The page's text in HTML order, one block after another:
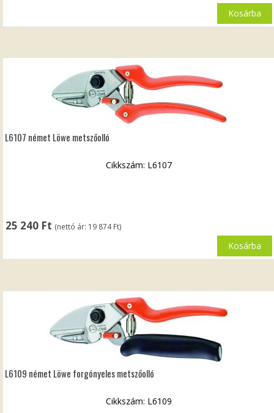
Kosárba
L6107 német Löwe metszőolló
25 240 Ft (nettó ár: 19 874Ft)
Cikkszám: L6107
Kosárba
L6109 német Löwe forgónyeles metszőolló
Cikkszám: L6109